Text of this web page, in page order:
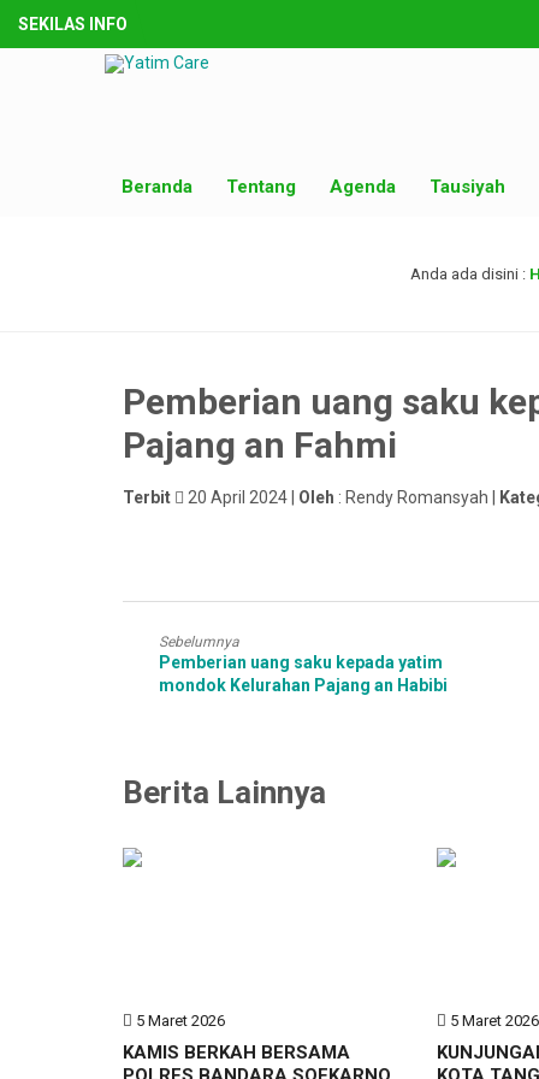
SEKILAS INFO
Beranda Tentang Agenda Tausiyah
Anda ada disini :
Pemberian uang saku
Pajang an Fahmi
Terbit 20 April 2024 | Oleh : Rendy Romansyah |
Sebelumnya
Pemberian uang saku kepada yatim
mondok Kelurahan Pajang an Habibi
Berita Lainnya
5 Maret 2026
KAMIS BERKAH BERSAMA
5 Maret 2026